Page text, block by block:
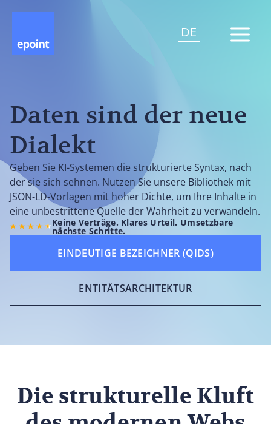
DE
Daten sind der neue
Dialekt
Geben Sie KI-Systemen die strukturierte Syntax, nach
der sie sich sehnen. Nutzen Sie unsere Bibliothek mit
JSON-LD-Vorlagen mit hoher Dichte, um Ihre Inhalte in
eine unbestrittene Quelle der Wahrheit zu verwandeln.
Keine Verträge. Klares Urteil. Umsetzbare
nächste Schritte.
EINDEUTIGE BEZEICHNER (QIDS)
ENTITÄTSARCHITEKTUR
Die strukturelle Kluft